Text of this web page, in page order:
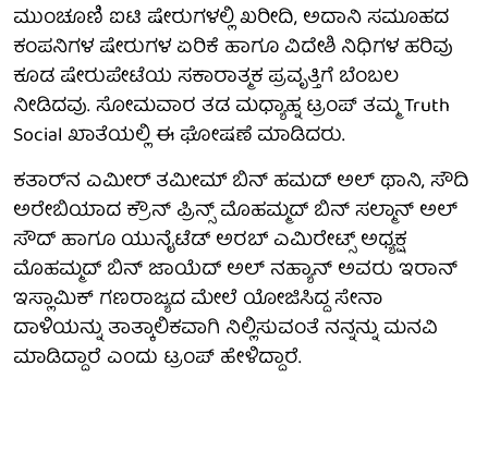
ಮುಂಚೂಣಿ ಐಟಿ ಷೇರುಗಳಲ್ಲಿ ಖರೀದಿ, ಅದಾನಿ ಸಮೂಹದ
ಕಂಪನಿಗಳ ಷೇರುಗಳ ಏರಿಕೆ ಹಾಗೂ ವಿದೇಶಿ ನಿಧಿಗಳ ಹರಿವು
ಕೂಡ ಷೇರುಪೇಟೆಯ ಸಕಾರಾತ್ಮಕ ಪ್ರವೃತ್ತಿಗೆ ಬೆಂಬಲ
ನೀಡಿದವು. ಸೋಮವಾರ ತಡ ಮಧ್ಯಾಹ್ನ ಟ್ರಂಪ್ ತಮ್ಮ Truth
Social ಖಾತೆಯಲ್ಲಿ ಈ ಘೋಷಣೆ ಮಾಡಿದರು.
ಕತಾರ್‌ನ ಎಮೀರ್ ತಮೀಮ್ ಬಿನ್ ಹಮದ್ ಅಲ್ ಥಾನಿ, ಸೌದಿ
ಅರೇಬಿಯಾದ ಕ್ರೌನ್ ಪ್ರಿನ್ಸ್ ಮೊಹಮ್ಮದ್ ಬಿನ್ ಸಲ್ಮಾನ್ ಅಲ್
ಸೌದ್ ಹಾಗೂ ಯುನೈಟೆಡ್ ಅರಬ್ ಎಮಿರೇಟ್ಸ್ ಅಧ್ಯಕ್ಷ
ಮೊಹಮ್ಮದ್ ಬಿನ್ ಜಾಯೆದ್ ಅಲ್ ನಹ್ಯಾನ್ ಅವರು ಇರಾನ್
ಇಸ್ಲಾಮಿಕ್ ಗಣರಾಜ್ಯದ ಮೇಲೆ ಯೋಜಿಸಿದ್ದ ಸೇನಾ
ದಾಳಿಯನ್ನು ತಾತ್ಕಾಲಿಕವಾಗಿ ನಿಲ್ಲಿಸುವಂತೆ ನನ್ನನ್ನು ಮನವಿ
ಮಾಡಿದ್ದಾರೆ ಎಂದು ಟ್ರಂಪ್ ಹೇಳಿದ್ದಾರೆ.